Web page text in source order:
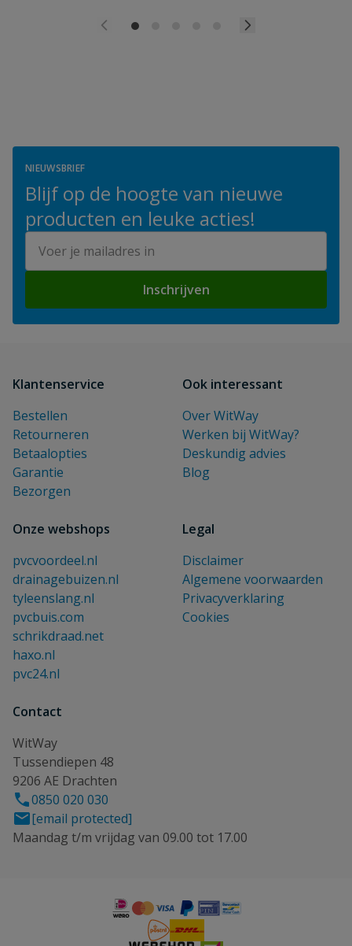
NIEUWSBRIEF
Blijf op de hoogte van nieuwe
producten en leuke acties!
Inschrijven
Klantenservice
Bestellen
Retourneren
Betaalopties
Garantie
Bezorgen
Ook interessant
Over WitWay
Werken bij WitWay?
Deskundig advies
Blog
Onze webshops
pvcvoordeel.nl
drainagebuizen.nl
tyleenslang.nl
pvcbuis.com
schrikdraad.net
haxo.nl
pvc24.nl
Legal
Disclaimer
Algemene voorwaarden
Privacyverklaring
Cookies
Contact
WitWay
Tussendiepen 48
9206 AE Drachten
0850 020 030
[email protected]
Maandag t/m vrijdag van 09.00 tot 17.00